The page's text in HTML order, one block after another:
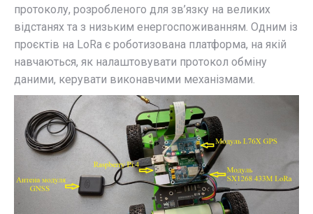
протоколу, розробленого для зв’язку на великих
відстанях та з низьким енергоспоживанням. Одним із
проєктів на LoRa є роботизована платформа, на якій
навчаються, як налаштовувати протокол обміну
даними, керувати виконавчими механізмами.